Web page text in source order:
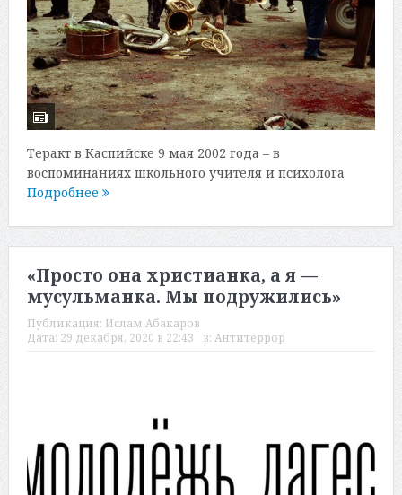
Теракт в Каспийске 9 мая 2002 года – в
воспоминаниях школьного учителя и психолога
Подробнее
«Просто она христианка, а я —
мусульманка. Мы подружились»
Публикация: Ислам Абакаров
Дата: 29 декабря, 2020 в 22:43 в: Антитеррор